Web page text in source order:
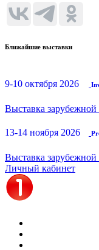
Ближайшие выставки
9-10 октября 2026
Выставка
13-14 ноября 2026
Выставка
Личный кабинет